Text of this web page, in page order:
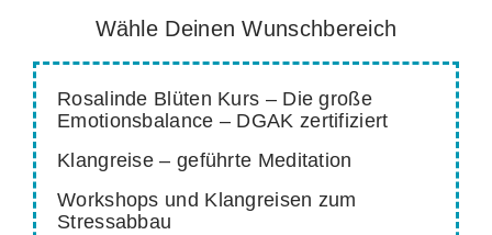
Wähle Deinen Wunschbereich
Rosalinde Blüten Kurs – Die große
Emotionsbalance – DGAK zertifiziert
Klangreise – geführte Meditation
Workshops und Klangreisen zum
Stressabbau